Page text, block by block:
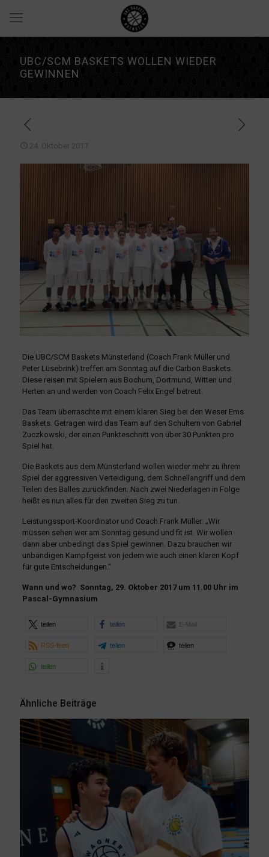
UBC/SCM BASKETS WOLLEN WIEDER
GEWINNEN
24. Oktober 2017
Die UBC/SCM Baskets Münsterland (Coach Frank Müller und
Peter Lüsebrink) treffen am Sonntag auf die Carbon Baskets.
Diese reisen mit Spielern aus Bochum, Dortmund, Witten und
Herten an und werden von Coach Felix Engel betreut.
Das Team überraschte mit einem klaren Sieg bei den Weser Ems
Baskets. Getragen wird das Team auf den Schultern von Gabriel
Zuczkowski, der einen Punkteschnitt von über 30 Punkten pro
Spiel hat.
Die Baskets aus dem Münsterland wollen wieder mehr zu ihrem
Spiel der aggressiven Verteidigung, dem Schnellangriff und dem
Teilen des Balles zurückfinden. Nach zwei Niederlagen in Folge
heißt es nun alles für den zweiten Sieg zu tun.
Leistungssport-Koordinator und Coach Frank Müller: „Wir
müssen sehen wer am Sonntag gesund und fit ist. Wir wollen
dann aber unbedingt das Spiel gewinnen. Dazu brauchen wir
unbändigen Kampfgeist von jedem wie auch einen klaren Kopf
für gute Entscheidungen.“
Wann und wo? Sonntag, 29. Oktober 2017 um 11.00 Uhr im
Pascal-Gymnasium
teilen teilen E-Mail
RSS-feed teilen teilen
teilen
Ähnliche Beiträge